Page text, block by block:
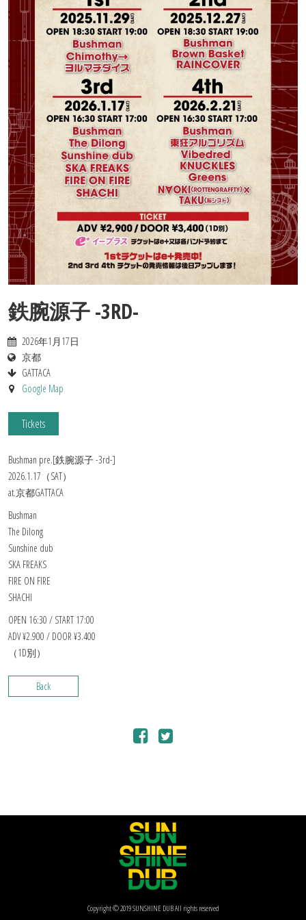
Contact
鉄腕源子 -3RD-
2026年1月17日
京都
GATTACA
Google Map
Tickets
Bushman pre.[鉄腕源子 -3rd-]
2026.1.17（SAT）
at.京都GATTACA
Bushman
The Dilong
Sunshine dub
SKA FREAKS
FIRE ON FIRE
SHACHI
OPEN 16:30 / START 17:00
ADV ¥2.900 / DOOR ¥3.400
（1D別）
Back
Copyright © 2019 SUNSHINE DUB All rights reserved